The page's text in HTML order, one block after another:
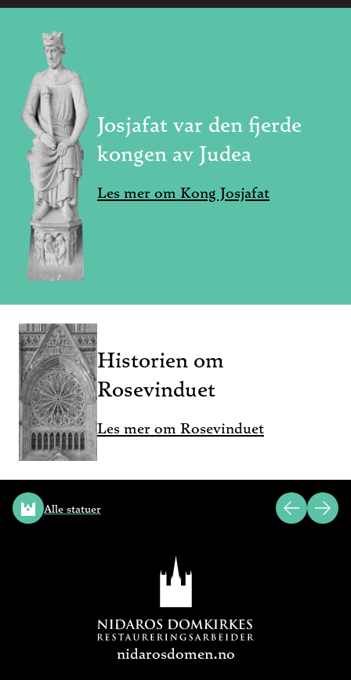
Alle statuer
Josjafat var den fjerde
kongen av Judea
Les mer om Kong Josjafat
Historien om
Rosevinduet
Les mer om Rosevinduet
nidarosdomen.no